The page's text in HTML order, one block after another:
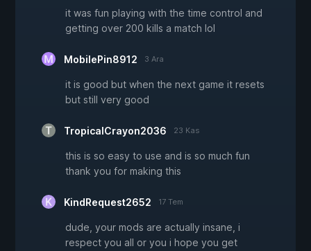
it was fun playing with the time control and
getting over 200 kills a match lol
MobilePin8912 3 Ara
it is good but when the next game it resets
but still very good
TropicalCrayon2036 23 Kas
this is so easy to use and is so much fun
thank you for making this
KindRequest2652 17 Tem
dude, your mods are actually insane, i
respect you all or you i hope you get